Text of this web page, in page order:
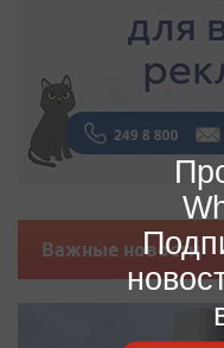
Важные новости